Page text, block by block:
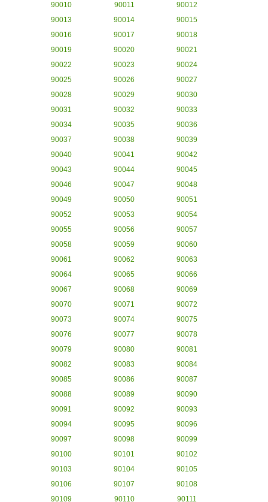
90010
90011
90012
90013
90014
90015
90016
90017
90018
90019
90020
90021
90022
90023
90024
90025
90026
90027
90028
90029
90030
90031
90032
90033
90034
90035
90036
90037
90038
90039
90040
90041
90042
90043
90044
90045
90046
90047
90048
90049
90050
90051
90052
90053
90054
90055
90056
90057
90058
90059
90060
90061
90062
90063
90064
90065
90066
90067
90068
90069
90070
90071
90072
90073
90074
90075
90076
90077
90078
90079
90080
90081
90082
90083
90084
90085
90086
90087
90088
90089
90090
90091
90092
90093
90094
90095
90096
90097
90098
90099
90100
90101
90102
90103
90104
90105
90106
90107
90108
90109
90110 90111